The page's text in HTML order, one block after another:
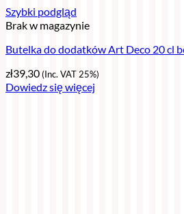
Szybki podgląd
Brak w magazynie
Butelka do dodatków Art Deco 20 cl
zł39,30(Inc. VAT 25%)
Dowiedz się więcej